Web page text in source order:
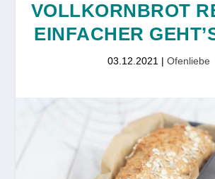
VOLLKORNBROT
EINFACHER
03.12.2021 | Ofenliebe